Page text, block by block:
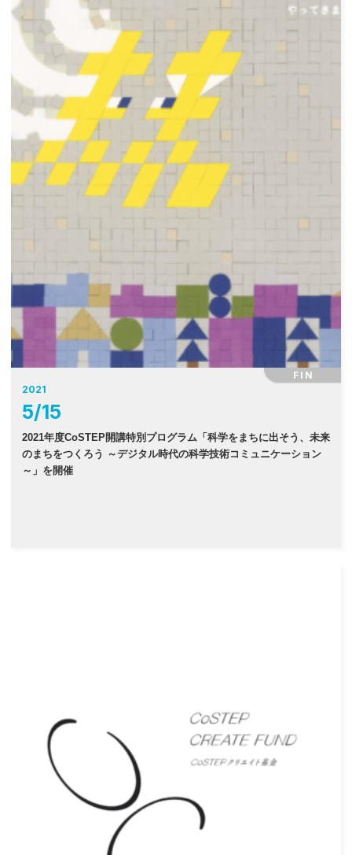
FIN
2021
5/15
2021年度CoSTEP開講特別プログラム「科学をまちに出そう、未来
のまちをつくろう ～デジタル時代の科学技術コミュニケーション
～」を開催